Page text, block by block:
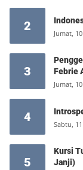
2 Jumat,
3
Febrie
Emas
Jumat,
4 Sabtu,
5
Kursi
Janji)